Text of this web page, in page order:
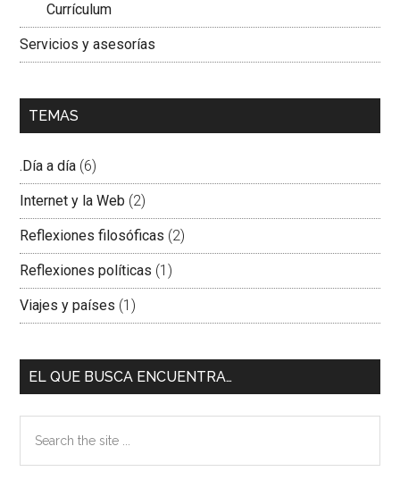
Currículum
Servicios y asesorías
TEMAS
.Día a día (6)
Internet y la Web (2)
Reflexiones filosóficas (2)
Reflexiones políticas (1)
Viajes y países (1)
EL QUE BUSCA ENCUENTRA…
the